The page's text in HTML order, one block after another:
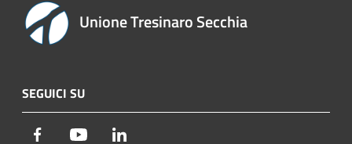
Unione Tresinaro Secchia
SEGUICI SU
Facebook Youtube